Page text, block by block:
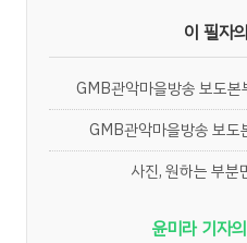
이 필자
GMB관악마을방송 보도
GMB관악마을방송 보
사진, 원하는 부분
윤미라 기자